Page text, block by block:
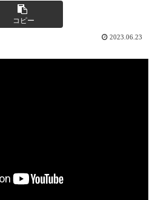
コピー
2023.06.23